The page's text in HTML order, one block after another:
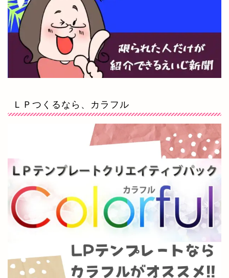
ＬＰつくるなら、カラフル